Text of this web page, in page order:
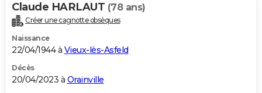
Claude HARLAUT (78 ans)
Créer une cagnotte obsèques
Naissance
22/04/1944 à Vieux-lès-Asfeld
Décès
20/04/2023 à Orainville